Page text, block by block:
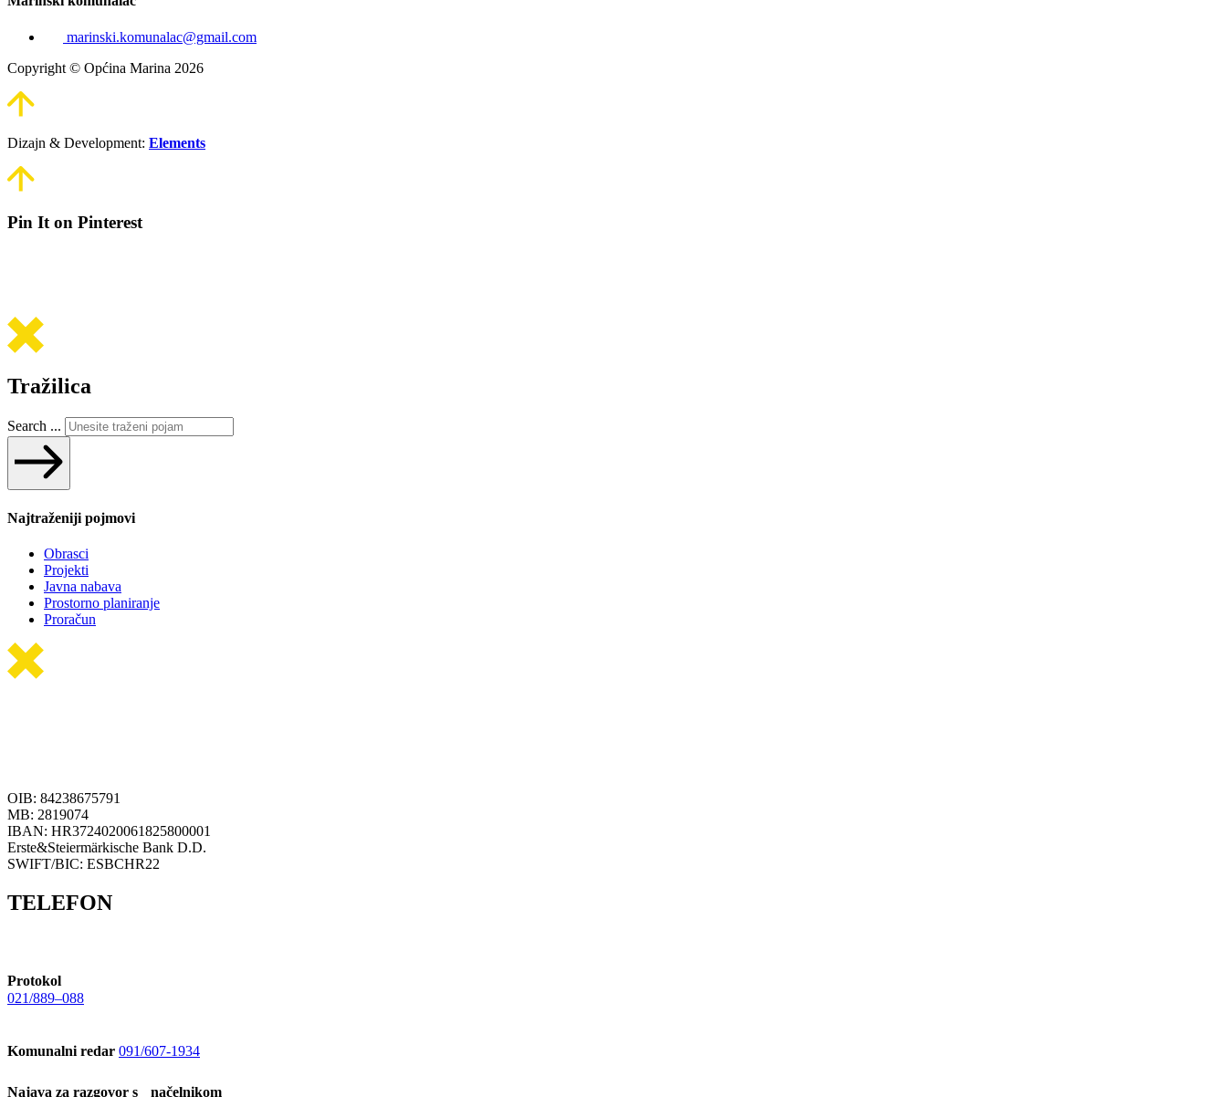
marinski.komunalac@gmail.com
Copyright © Općina Marina 2026
Dizajn & Development: Elements
Pin It on Pinterest
Tražilica
Search ...
Najtraženiji pojmovi
Obrasci
Projekti
Javna nabava
Prostorno planiranje
Proračun
OIB: 84238675791
MB: 2819074
IBAN: HR3724020061825800001
Erste&Steiermärkische Bank D.D.
SWIFT/BIC: ESBCHR22
TELEFON
Protokol
021/889–088
Komunalni redar 091/607-1934
Najava za razgovor s načelnikom